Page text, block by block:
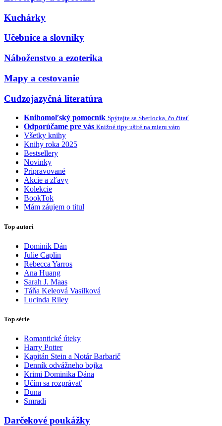
Kuchárky
Učebnice a slovníky
Náboženstvo a ezoterika
Mapy a cestovanie
Cudzojazyčná literatúra
Knihomoľský pomocník Spýtajte sa Sherlocka, čo čítať
Odporúčame pre vás Knižné tipy ušité na mieru vám
Všetky knihy
Knihy roka 2025
Bestsellery
Novinky
Pripravované
Akcie a zľavy
Kolekcie
BookTok
Mám záujem o titul
Top autori
Dominik Dán
Julie Caplin
Rebecca Yarros
Ana Huang
Sarah J. Maas
Táňa Keleová Vasilková
Lucinda Riley
Top série
Romantické úteky
Harry Potter
Kapitán Stein a Notár Barbarič
Denník odvážneho bojka
Krimi Dominika Dána
Učím sa rozprávať
Duna
Smradi
Darčekové poukážky